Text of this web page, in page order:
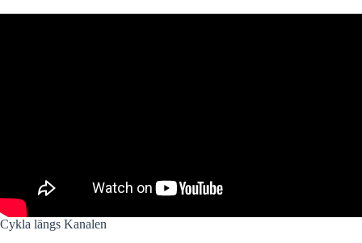
Cykla längs Kanalen